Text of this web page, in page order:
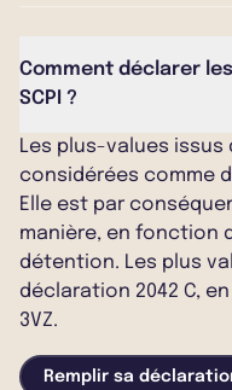
Comment déclarer
SCPI ?
Les plus-values issus
considérées comme
Elle est par
manière, en fonction
détention. Les plus
déclaration 2042 C,
3VZ.
Remplir sa